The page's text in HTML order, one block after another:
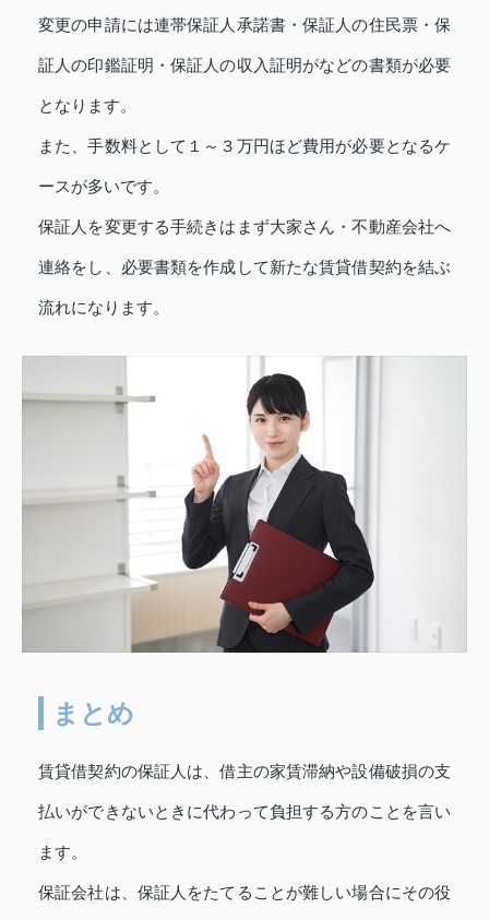
変更の申請には連帯保証人承諾書・保証人の住民票・保
証人の印鑑証明・保証人の収入証明がなどの書類が必要
となります。
また、手数料として１～３万円ほど費用が必要となるケ
ースが多いです。
保証人を変更する手続きはまず大家さん・不動産会社へ
連絡をし、必要書類を作成して新たな賃貸借契約を結ぶ
流れになります。
まとめ
賃貸借契約の保証人は、借主の家賃滞納や設備破損の支
払いができないときに代わって負担する方のことを言い
ます。
保証会社は、保証人をたてることが難しい場合にその役